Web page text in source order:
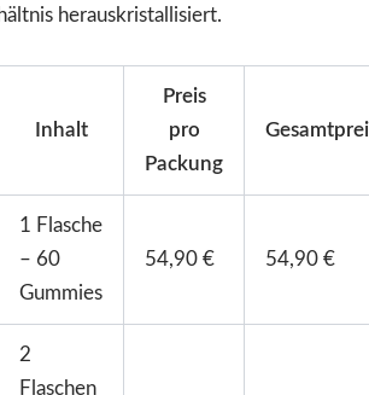
herauskristallisiert.
Inhalt
Preis
pro
Packung
1 Flasche
– 60
Gummies
54,90 € 54,90 €
2
Flaschen